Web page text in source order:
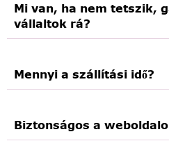
Mi van, ha nem tetszik,
vállaltok rá?
Mennyi a szállítási idő?
Biztonságos a